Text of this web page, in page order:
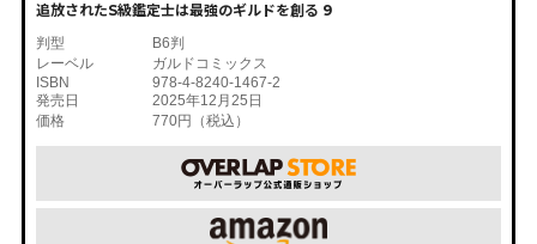
追放されたS級鑑定士は最強のギルドを創る 9
判型
B6判
レーベル
ガルドコミックス
ISBN
978-4-8240-1467-2
発売日
2025年12月25日
価格
770円（税込）